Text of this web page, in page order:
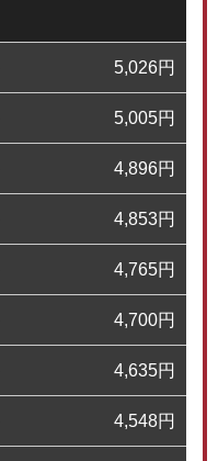
5,026円
5,005円
4,896円
4,853円
4,765円
4,700円
4,635円
4,548円